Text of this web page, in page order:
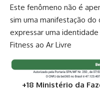
Este fenômeno não é
sim uma manifestação
expressar uma
Fitness ao Ar Livre
+18 Ministério da